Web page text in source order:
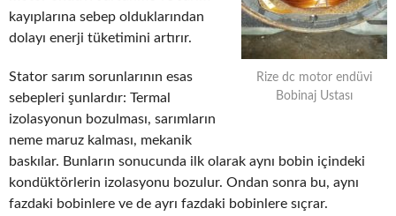
Rize dc motor endüvi
Bobinaj Ustası
kayıplarına sebep olduklarından
dolayı enerji tüketimini artırır.
Stator sarım sorunlarının esas
sebepleri şunlardır: Termal
izolasyonun bozulması, sarımların
neme maruz kalması, mekanik
baskılar. Bunların sonucunda ilk olarak aynı bobin içindeki
kondüktörlerin izolasyonu bozulur. Ondan sonra bu, aynı
fazdaki bobinlere ve de ayrı fazdaki bobinlere sıçrar.